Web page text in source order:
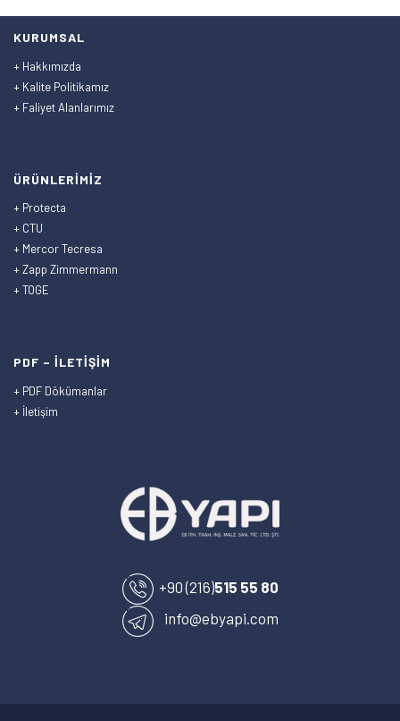
KURUMSAL
+ Hakkımızda
+ Kalite Politikamız
+ Faliyet Alanlarımız
ÜRÜNLERİMİZ
+ Protecta
+ CTU
+ Mercor Tecresa
+ Zapp Zimmermann
+ TOGE
PDF – İLETİŞİM
+ PDF Dökümanlar
+ İletişim
+90 (216)515 55 80
info@ebyapi.com